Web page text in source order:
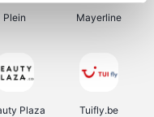
Plein Mayerline
Plaza Tuifly.be